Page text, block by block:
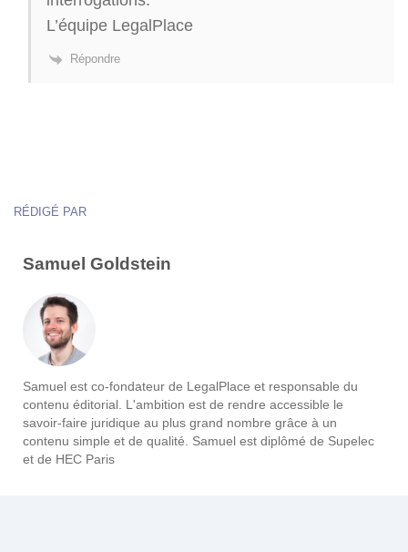
L’équipe LegalPlace
Répondre
RÉDIGÉ PAR
Samuel Goldstein
Samuel est co-fondateur de LegalPlace et responsable du
contenu éditorial. L'ambition est de rendre accessible le
savoir-faire juridique au plus grand nombre grâce à un
contenu simple et de qualité. Samuel est diplômé de Supelec
et de HEC Paris